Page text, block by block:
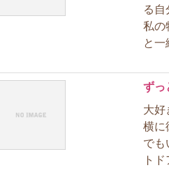
る自
私の
と一
ずっ
大好
横に
でも
ト